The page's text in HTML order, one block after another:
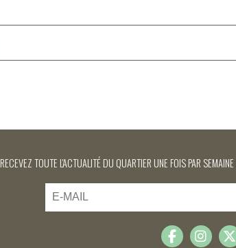
RECEVEZ TOUTE L'ACTUALITÉ DU QUARTIER UNE FOIS PAR